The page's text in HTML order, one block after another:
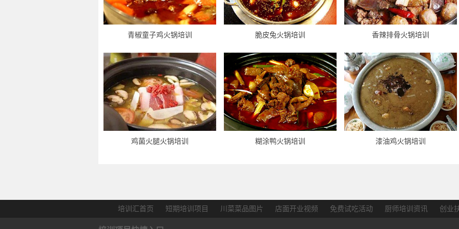
青椒童子鸡火锅培训 脆皮兔火锅培训 香辣排骨火锅培训
鸡菌火腿火锅培训 糊涂鸭火锅培训 漆油鸡火锅培训
培训汇首页 短期培训项目 川菜菜品图片 店面开业视频 免费试吃活动 厨师培训资讯 创业